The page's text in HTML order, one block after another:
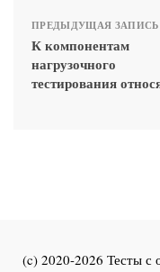
ПРЕДЫДУЩАЯ ЗАПИСЬ
К компонентам
нагрузочного
тестирования
(c) 2020-2026 Тесты с